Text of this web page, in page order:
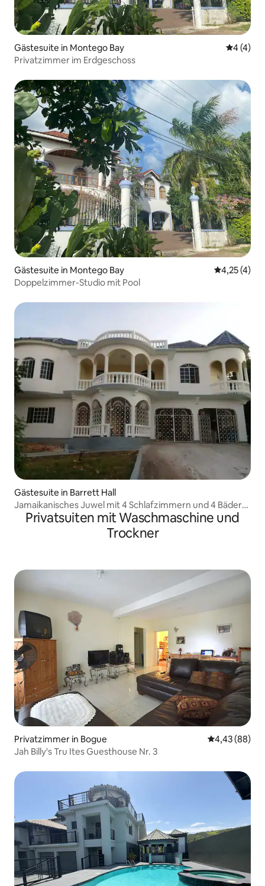
Gästesuite in Montego Bay
4 (4)
Privatzimmer im Erdgeschoss
Gästesuite in Montego Bay
4,25 (4)
Doppelzimmer-Studio mit Pool
Gästesuite in Barrett Hall
Jamaikanisches Juwel mit 4 Schlafzimmern und 4 Bädern
mit Gastgeber vor Ort
Privatsuiten mit Waschmaschine und
Trockner
Privatzimmer in Bogue
4,43 (88)
Jah Billy's Tru Ites Guesthouse Nr. 3